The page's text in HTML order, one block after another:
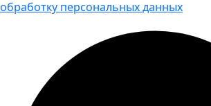
обработку персональных данных